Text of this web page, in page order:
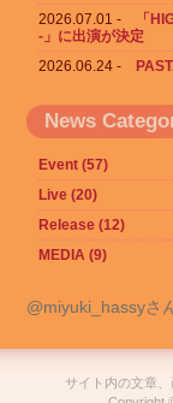
2026.07.01
「
-」に出演が決定
2026.06.24
News
Event (57)
Live (20)
Release (12)
MEDIA (9)
@miyuki_hassyさ
サイト内の文章